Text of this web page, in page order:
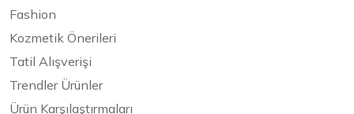
Fashion
Kozmetik Önerileri
Tatil Alışverişi
Trendler Ürünler
Ürün Karşılaştırmaları